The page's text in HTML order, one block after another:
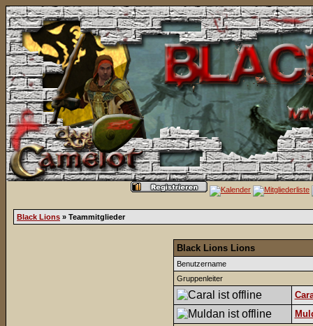
Black Lions » Teammitglieder
Black Lions Lions
Benutzername
Gruppenleiter